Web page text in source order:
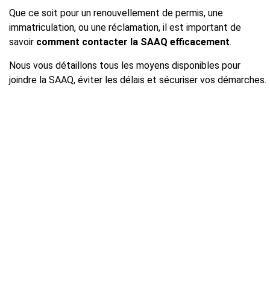
Que ce soit pour un renouvellement de permis, une
immatriculation, ou une réclamation, il est important de
savoir comment contacter la SAAQ efficacement.
Nous vous détaillons tous les moyens disponibles pour
joindre la SAAQ, éviter les délais et sécuriser vos démarches.